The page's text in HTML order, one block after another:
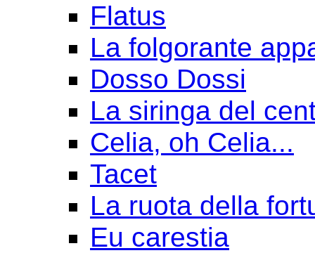
Flatus
La folgorante
Dosso Dossi
La siringa del
Celia, oh Celia...
Tacet
La ruota della
Eu carestia